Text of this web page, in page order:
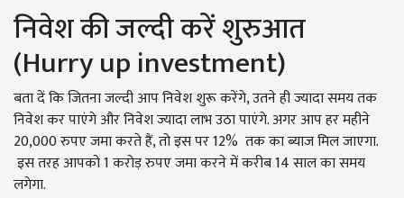
निवेश की जल्दी करें शुरुआत
(Hurry up investment)
बता दें कि जितना जल्दी आप निवेश शुरू करेंगे, उतने ही ज्यादा समय तक
निवेश कर पाएंगे और निवेश ज्यादा लाभ उठा पाएंगे. अगर आप हर महीने
20,000 रुपए जमा करते हैं, तो इस पर 12% तक का ब्याज मिल जाएगा.
इस तरह आपको 1 करोड़ रुपए जमा करने में करीब 14 साल का समय
लगेगा.